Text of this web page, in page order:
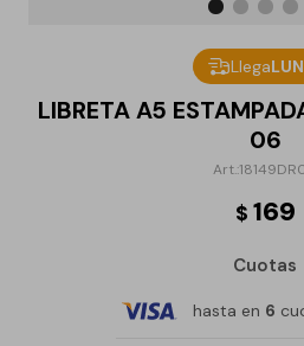
Llega
LIBRETA A5
06
$ 169
Cuotas
hasta en 6